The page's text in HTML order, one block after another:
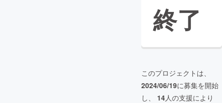
終了
このプロジェクトは、
2024/06/19に募集を開始
し、 14人の支援により